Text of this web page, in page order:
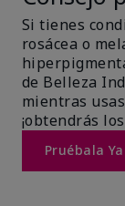
Si tienes
rosácea o
de Belleza
mientras
¡obtendrás
Pruébala Ya